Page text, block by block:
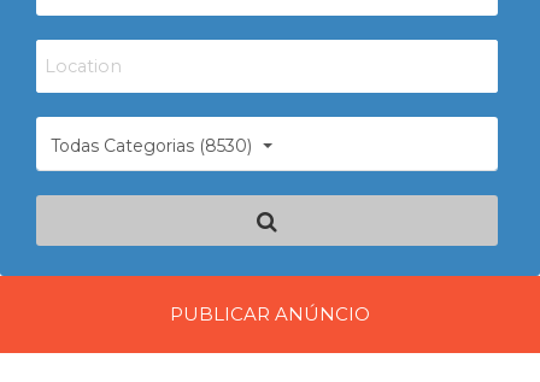
Todas Categorias (8530)
PUBLICAR ANÚNCIO